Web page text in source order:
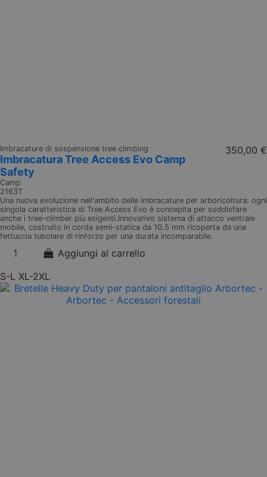
Imbracature di sospensione tree climbing
Imbracatura Tree Access Evo Camp
Safety
Camp
2163T
350,00 €
Una nuova evoluzione nell'ambito delle imbracature per arboricoltura: ogni
singola caratteristica di Tree Access Evo è concepita per soddisfare
anche i tree-climber più esigenti.Innovativo sistema di attacco ventrale
mobile, costruito in corda semi-statica da 10.5 mm ricoperta da una
fettuccia tubolare di rinforzo per una durata incomparabile.
Aggiungi al carrello
S-L XL-2XL